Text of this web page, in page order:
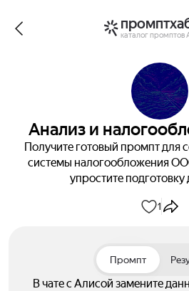
каталог промптов
Анализ и
Получите готовый промпт для
системы налогообложения
упростите подготовку
1
Промпт
В чате с Алисой замените